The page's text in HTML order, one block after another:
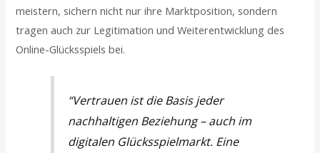
meistern, sichern nicht nur ihre Marktposition, sondern
tragen auch zur Legitimation und Weiterentwicklung des
Online-Glücksspiels bei.
“Vertrauen ist die Basis jeder
nachhaltigen Beziehung – auch im
digitalen Glücksspielmarkt. Eine